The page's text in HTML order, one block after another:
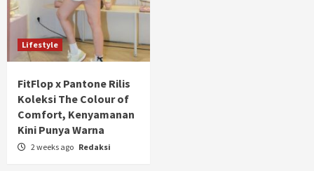
Lifestyle
FitFlop x Pantone Rilis
Koleksi The Colour of
Comfort, Kenyamanan
Kini Punya Warna
2 weeks ago Redaksi